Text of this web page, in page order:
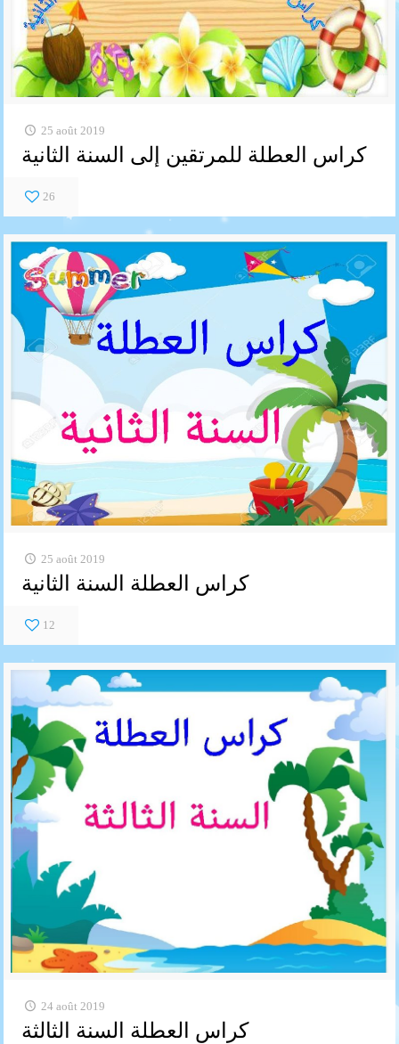
25 août 2019
كراس العطلة للمرتقين إلى السنة الثانية
26
25 août 2019
كراس العطلة السنة الثانية
12
24 août 2019
كراس العطلة السنة الثالثة